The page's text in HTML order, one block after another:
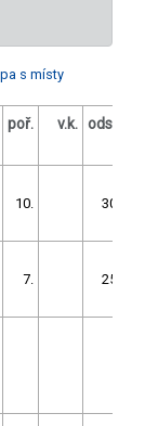
s místy
poř. v.k. odstup
10. 30.97
7. 25.45